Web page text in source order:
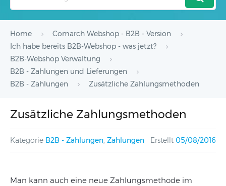
Home
Comarch Webshop - B2B - Version
Ich habe bereits B2B-Webshop - was jetzt?
B2B-Webshop Verwaltung
B2B - Zahlungen und Lieferungen
B2B - Zahlungen
Zusätzliche Zahlungsmethoden
Zusätzliche Zahlungsmethoden
Kategorie B2B - Zahlungen, Zahlungen Erstellt 05/08/2016
Man kann auch eine neue Zahlungsmethode im